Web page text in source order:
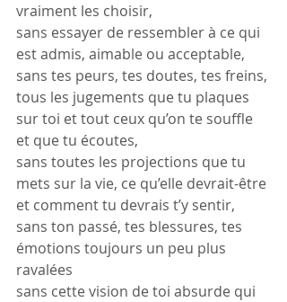
vraiment les choisir,
sans essayer de ressembler à ce qui
est admis, aimable ou acceptable,
sans tes peurs, tes doutes, tes freins,
tous les jugements que tu plaques
sur toi et tout ceux qu’on te souffle
et que tu écoutes,
sans toutes les projections que tu
mets sur la vie, ce qu’elle devrait-être
et comment tu devrais t’y sentir,
sans ton passé, tes blessures, tes
émotions toujours un peu plus
ravalées
sans cette vision de toi absurde qui